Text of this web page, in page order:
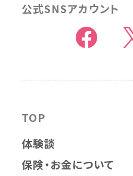
公式SNSアカウント
TOP
体験談
保険・お金について